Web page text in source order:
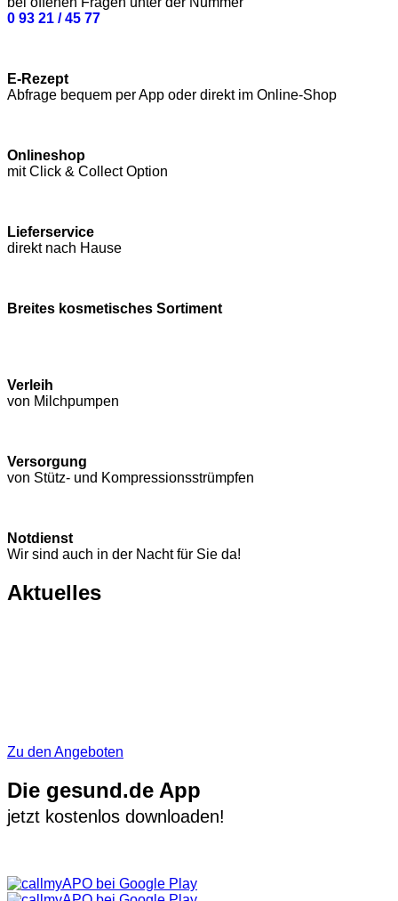
0 93 21 / 45 77
E-Rezept
Abfrage bequem per App oder direkt im Online-Shop
Onlineshop
mit Click & Collect Option
Lieferservice
direkt nach Hause
Breites kosmetisches Sortiment
Verleih
von Milchpumpen
Versorgung
von Stütz- und Kompressions­strümpfen
Notdienst
Wir sind auch in der Nacht für Sie da!
Aktuelles
Zu den Angeboten
Die gesund.de App
jetzt kostenlos downloaden!